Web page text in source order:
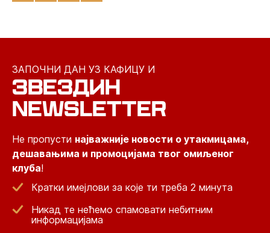
ЗАПОЧНИ ДАН УЗ КАФИЦУ И
ЗВЕЗДИН
NEWSLETTER
Не пропусти најважније новости о утакмицама,
дешавањима и промоцијама твог омиљеног
клуба!
Кратки имејлови за које ти треба 2 минута
Никад те нећемо спамовати небитним
информацијама